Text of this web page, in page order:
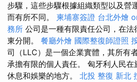
步驟，這些步驟根據組織類型以及營
而有所不同。 柬埔寨簽證 台北外燴
務所 公司是一種有限責任公司，在法
東分開。 餐廳外燴 國際整復師證照
司（LLC）是一個企業實體，其所有
承擔有限的個人責任。 匈牙利人民在
休息和娛樂的地方。 北投 整復 新北